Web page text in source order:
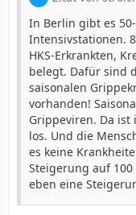
In Berlin gibt es
Intensivstationen.
HKS-Erkrankten,
belegt. Dafür sind
saisonalen
vorhanden!
Grippeviren. Da
los. Und die
es keine
Steigerung auf
eben eine